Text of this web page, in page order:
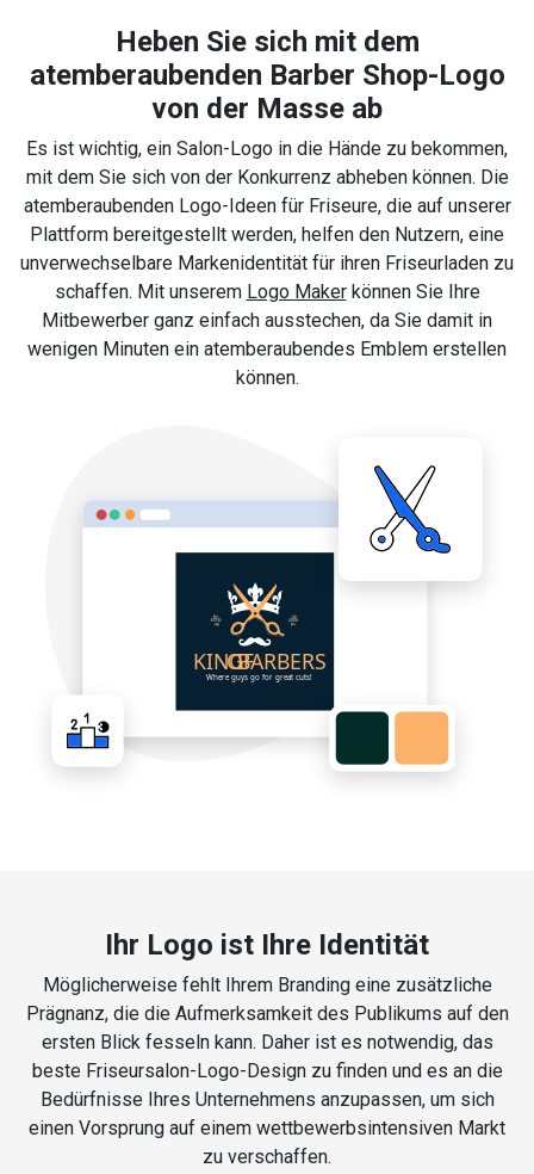
Heben Sie sich mit dem
atemberaubenden Barber Shop-Logo
von der Masse ab
Es ist wichtig, ein Salon-Logo in die Hände zu bekommen,
mit dem Sie sich von der Konkurrenz abheben können. Die
atemberaubenden Logo-Ideen für Friseure, die auf unserer
Plattform bereitgestellt werden, helfen den Nutzern, eine
unverwechselbare Markenidentität für ihren Friseurladen zu
schaffen. Mit unserem Logo Makerkönnen Sie Ihre
Mitbewerber ganz einfach ausstechen, da Sie damit in
wenigen Minuten ein atemberaubendes Emblem erstellen
können.
Ihr Logo ist Ihre Identität
Möglicherweise fehlt Ihrem Branding eine zusätzliche
Prägnanz, die die Aufmerksamkeit des Publikums auf den
ersten Blick fesseln kann. Daher ist es notwendig, das
beste Friseursalon-Logo-Design zu finden und es an die
Bedürfnisse Ihres Unternehmens anzupassen, um sich
einen Vorsprung auf einem wettbewerbsintensiven Markt
zu verschaffen.